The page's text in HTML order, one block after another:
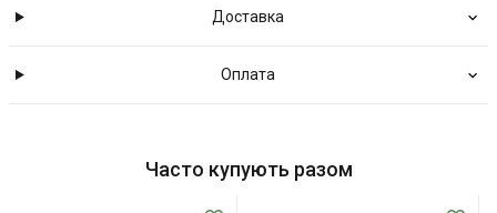
Доставка
Оплата
Часто купують разом